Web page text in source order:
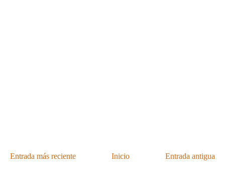
Entrada más reciente Entrada antigua
Inicio